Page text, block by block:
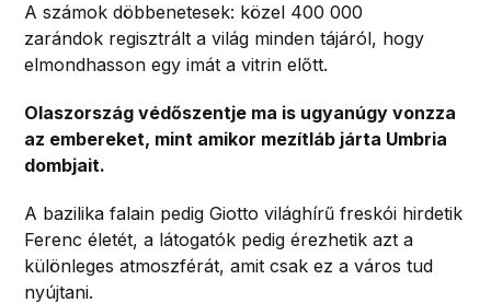
A számok döbbenetesek: közel 400 000
zarándok regisztrált a világ minden tájáról, hogy
elmondhasson egy imát a vitrin előtt.
Olaszország védőszentje ma is ugyanúgy vonzza
az embereket, mint amikor mezítláb járta Umbria
dombjait.
A bazilika falain pedig Giotto világhírű freskói hirdetik
Ferenc életét, a látogatók pedig érezhetik azt a
különleges atmoszférát, amit csak ez a város tud
nyújtani.